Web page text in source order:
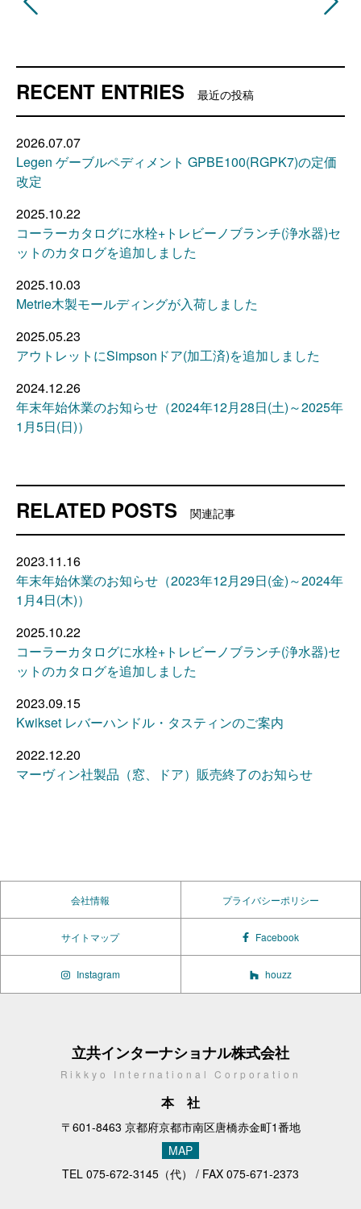
RECENT ENTRIES 最近の投稿
2026.07.07
Legen ゲーブルペディメント GPBE100(RGPK7)の定価
改定
2025.10.22
コーラーカタログに水栓+トレビーノブランチ(浄水器)セ
ットのカタログを追加しました
2025.10.03
Metrie木製モールディングが入荷しました
2025.05.23
アウトレットにSimpsonドア(加工済)を追加しました
2024.12.26
年末年始休業のお知らせ（2024年12月28日(土)～2025年
1月5日(日)）
RELATED POSTS 関連記事
2023.11.16
年末年始休業のお知らせ（2023年12月29日(金)～2024年
1月4日(木)）
2025.10.22
コーラーカタログに水栓+トレビーノブランチ(浄水器)セ
ットのカタログを追加しました
2023.09.15
Kwikset レバーハンドル・タスティンのご案内
2022.12.20
マーヴィン社製品（窓、ドア）販売終了のお知らせ
会社情報 プライバシーポリシー
サイトマップ Facebook
Instagram houzz
立共インターナショナル株式会社
Rikkyo International Corporation
本社
〒601-8463 京都府京都市南区唐橋赤金町1番地
MAP
TEL 075-672-3145 （代） / FAX 075-671-2373